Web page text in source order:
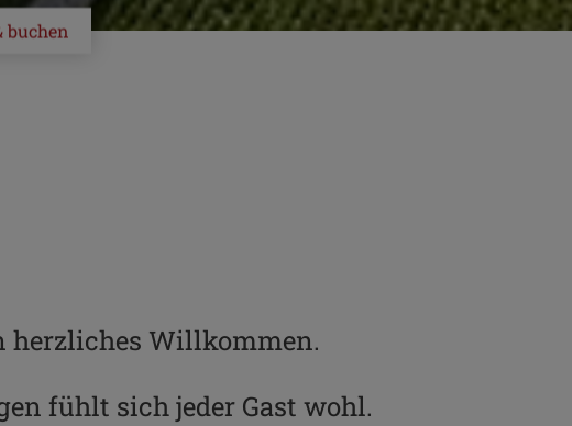
buchen
herzliches Willkommen.
fühlt sich jeder Gast wohl.